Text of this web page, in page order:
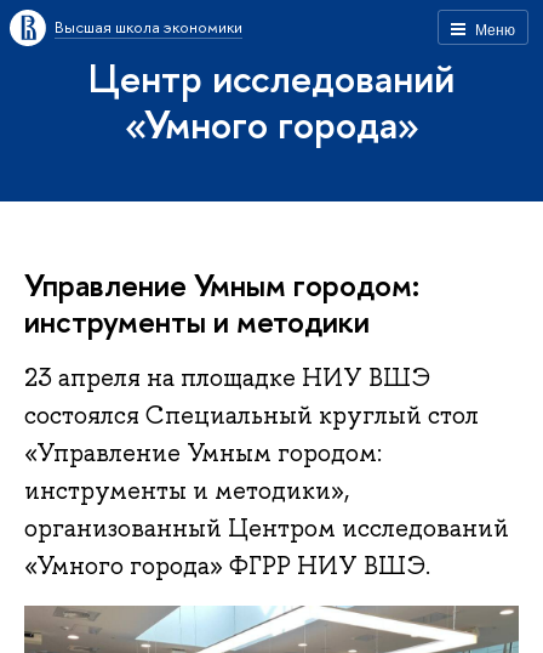
Меню
Высшая школа экономики
Центр исследований
«Умного города»
Управление Умным городом:
инструменты и методики
23 апреля на площадке НИУ ВШЭ
состоялся Специальный круглый стол
«Управление Умным городом:
инструменты и методики»,
организованный Центром исследований
«Умного города» ФГРР НИУ ВШЭ.